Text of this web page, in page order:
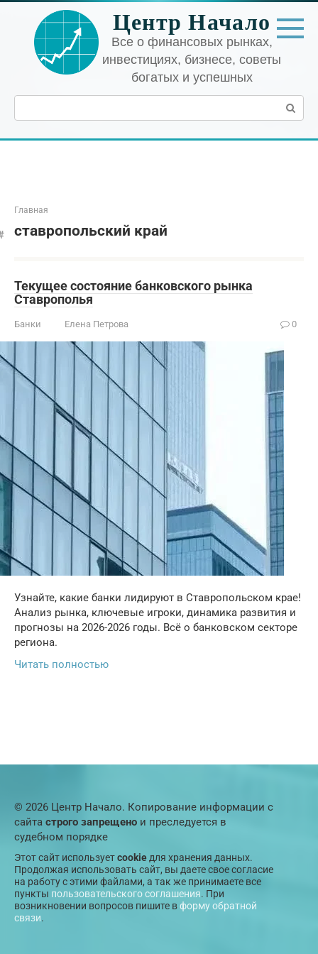
Перейти
контенту
Центр Начало
Все о финансовых рынках,
инвестициях, бизнесе, советы
богатых и успешных
Поиск:
Главная
ставропольский край
Текущее состояние банковского рынка
Ставрополья
Банки Елена Петрова 0
Узнайте, какие банки лидируют в Ставропольском крае!
Анализ рынка, ключевые игроки, динамика развития и
прогнозы на 2026-2026 годы. Всё о банковском секторе
региона.
Читать полностью
© 2026 Центр Начало. Копирование информации с
сайта строго запрещено и преследуется в
судебном порядке
Этот сайт используетcookie для хранения данных.
Продолжая использовать сайт, вы даете свое согласие
на работу с этими файлами, а так же принимаете все
пункты пользовательского соглашения. При
возникновении вопросов пишите вформу обратной
связи.